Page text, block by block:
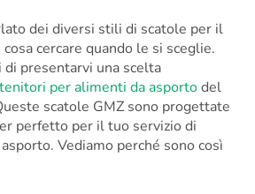
dei diversi stili di scatole per il
cercare quando le si sceglie.
presentarvi una scelta
per alimenti da asportodel
scatole GMZ sono progettate
perfetto per il tuo servizio di
Vediamo perché sono così